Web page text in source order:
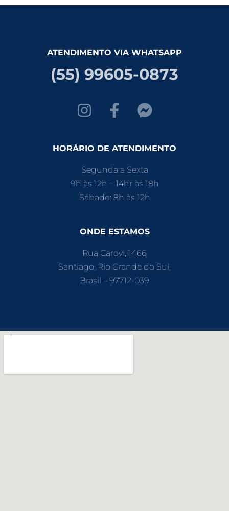
ATENDIMENTO VIA WHATSAPP
(55) 99605-0873
HORÁRIO DE ATENDIMENTO
Segunda a Sexta
9h às 12h – 14hr às 18h
Sábado: 8h às 12h
ONDE ESTAMOS
Rua Carovi, 1466
Santiago, Rio Grande do Sul,
Brasil – 97712-039